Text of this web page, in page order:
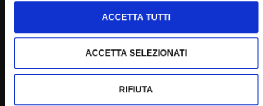
ACCETTA TUTTI
ACCETTA SELEZIONATI
RIFIUTA